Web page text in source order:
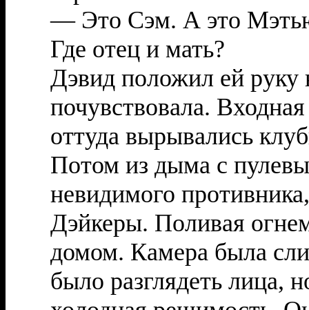
— Это Сэм. А это
Где отец и мать?
Дэвид положил ей руку
почувствовала.
оттуда вырывались
Потом из дыма с
невидимого
Дэйкеры. Поливая
домом. Камера была
было разглядеть лица,